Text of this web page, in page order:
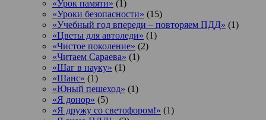
«Урок памяти» (1)
«Уроки безопасности» (15)
«Учебный год впереди – повторяем ПДД» (1)
«Цветы для автоледи» (1)
«Чистое поколение» (2)
«Читаем Сараева» (1)
«Шаг в науку» (1)
«Шанс» (1)
«Юный пешеход» (1)
«Я донор» (5)
«Я дружу со светофором!» (1)